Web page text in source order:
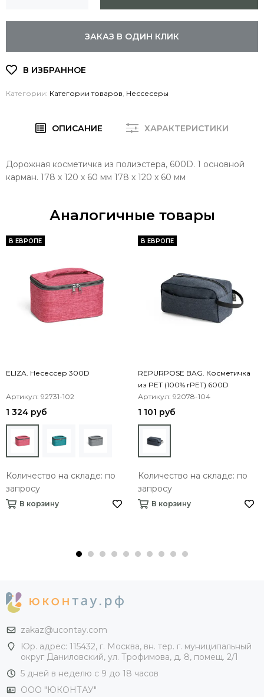
ЗАКАЗ В ОДИН КЛИК
Категории: Категории товаров Нессесеры
ОПИСАНИЕ ХАРАКТЕРИСТИКИ
Дорожная косметичка из полиэстера, 600D. 1 основной
карман. 178 x 120 x 60 мм 178 x 120 x 60 мм
Аналогичные товары
В ЕВРОПЕ
ELIZA. Несессер 300D
Артикул: 92731-102
1 324 руб
Количество на складе: по
запросу
В корзину
В ЕВРОПЕ
REPURPOSE BAG. Косметичка
из PET (100% rPET) 600D
Артикул: 92078-104
1 101 руб
Количество на складе: по
запросу
В корзину
zakaz@ucontay.com
Юр. адрес: 115432, г. Москва, вн. тер. г. муниципальный
округ Даниловский, ул. Трофимова, д. 8, помещ. 2/1
5 дней в неделю с 9 до 18 часов
ООО "ЮКОНТАУ"